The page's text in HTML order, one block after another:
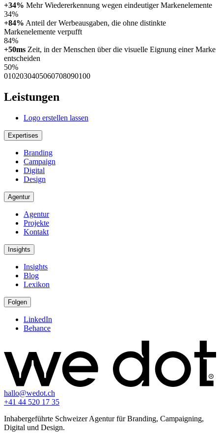
+34% Mehr Wiedererkennung wegen eindeutiger Markenelemente
34%
+84% Anteil der Werbeausgaben, die ohne distinkte
Markenelemente verpufft
84%
+50ms Zeit, in der Menschen über die visuelle Eignung einer Marke
entscheiden
50%
0102030405060708090100
Leistungen
Logo erstellen lassen
Expertises
Branding
Campaign
Digital
Design
Agentur
Agentur
Projekte
Kontakt
Insights
Insights
Blog
Lexikon
Folgen
LinkedIn
Behance
hallo@wedot.ch
+41 44 520 17 35
Inhabergeführte Schweizer Agentur für Branding, Campaigning,
Digital und Design.